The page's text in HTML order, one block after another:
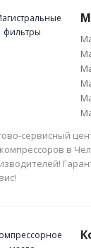
сервисный
в